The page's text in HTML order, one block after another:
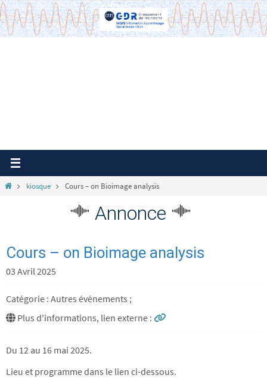
Passer
vers
le
Homekiosque Cours – on Bioimage analysis
Annonce
Cours – on Bioimage analysis
03 Avril 2025
Catégorie : Autres événements ;
Plus d'informations, lien externe :
Du 12 au 16 mai 2025.
Lieu et programme dans le lien ci-dessous.